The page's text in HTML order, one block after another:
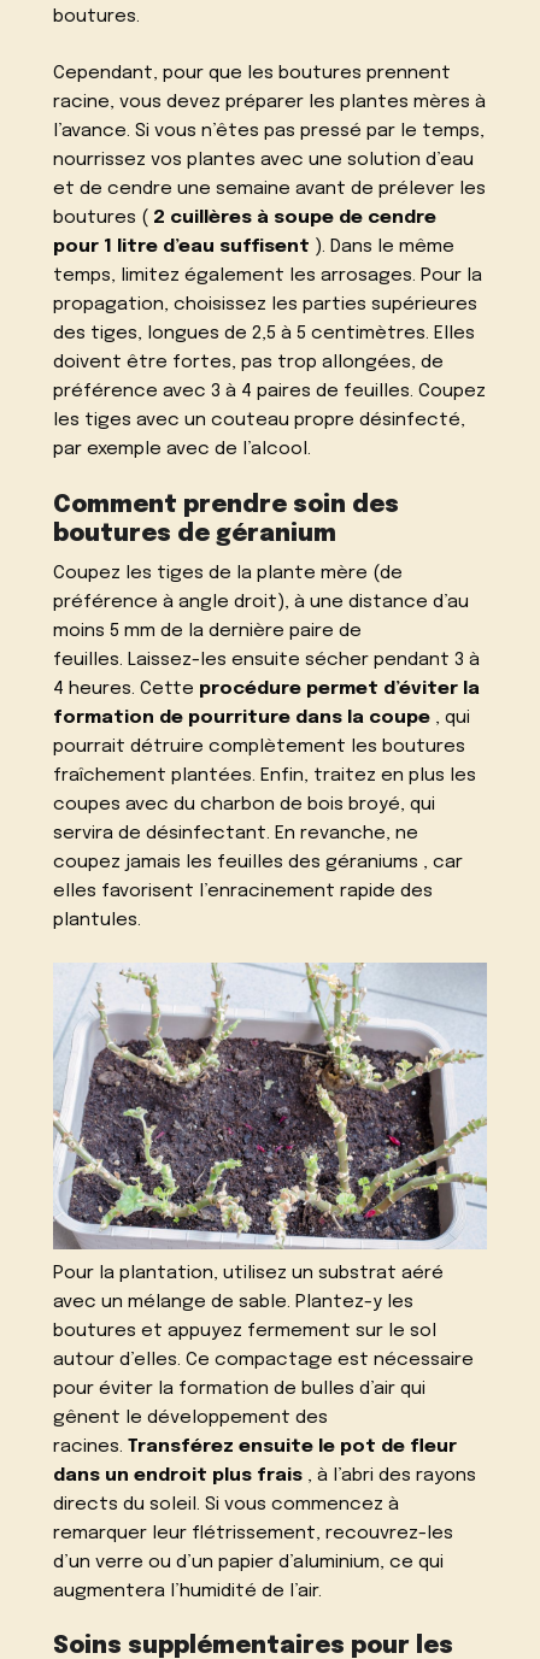
boutures.
Cependant, pour que les boutures prennent
racine, vous devez préparer les plantes mères à
l’avance. Si vous n’êtes pas pressé par le temps,
nourrissez vos plantes avec une solution d’eau
et de cendre une semaine avant de prélever les
boutures ( 2 cuillères à soupe de cendre
pour 1 litre d’eau suffisent ). Dans le même
temps, limitez également les arrosages. Pour la
propagation, choisissez les parties supérieures
des tiges, longues de 2,5 à 5 centimètres. Elles
doivent être fortes, pas trop allongées, de
préférence avec 3 à 4 paires de feuilles. Coupez
les tiges avec un couteau propre désinfecté,
par exemple avec de l’alcool.
Comment prendre soin des
boutures de géranium
Coupez les tiges de la plante mère (de
préférence à angle droit), à une distance d’au
moins 5 mm de la dernière paire de
feuilles. Laissez-les ensuite sécher pendant 3 à
4 heures. Cette procédure permet d’éviter la
formation de pourriture dans la coupe , qui
pourrait détruire complètement les boutures
fraîchement plantées. Enfin, traitez en plus les
coupes avec du charbon de bois broyé, qui
servira de désinfectant. En revanche, ne
coupez jamais les feuillesdes géraniums , car
elles favorisent l’enracinement rapide des
plantules.
Pour la plantation, utilisez un substrat aéré
avec un mélange de sable. Plantez-y les
boutures et appuyez fermement sur le sol
autour d’elles. Ce compactage est nécessaire
pour éviter la formation de bulles d’air qui
gênent le développement des
racines.Transférez ensuite le pot de fleur
dans un endroit plus frais , à l’abri des rayons
directs du soleil. Si vous commencez à
remarquer leur flétrissement, recouvrez-les
d’un verre ou d’un papier d’aluminium, ce qui
augmentera l’humidité de l’air.
Soins supplémentaires pour les